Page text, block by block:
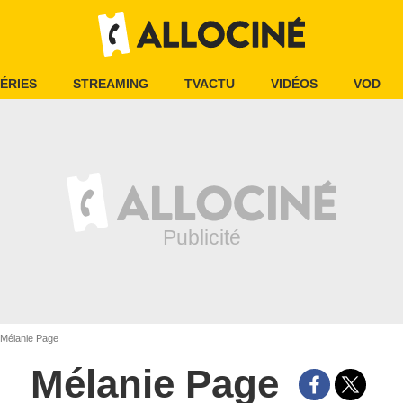
STREAMING TVACTU VIDÉOS VOD
Page
Mélanie Page